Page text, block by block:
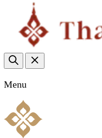
Menu